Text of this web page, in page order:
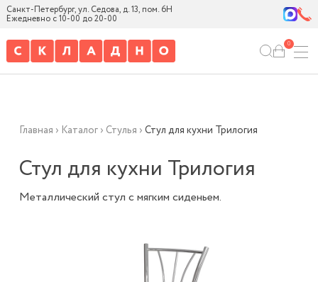
Санкт-Петербург, ул. Седова, д. 13, пом. 6Н
Ежедневно с 10-00 до 20-00
0
Главная › Каталог› Стулья › Стул для кухни Трилогия
Стул для кухни Трилогия
Металлический стул с мягким сиденьем.